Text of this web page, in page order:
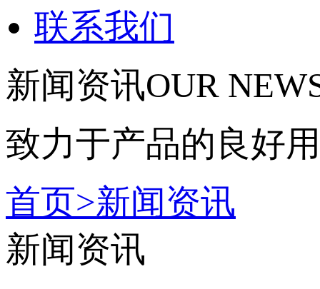
联系我们
新闻资讯OUR
致力于产品的良好
首页>新闻资讯
新闻资讯